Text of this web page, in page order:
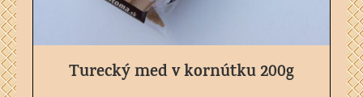
Turecký med v kornútku 200g